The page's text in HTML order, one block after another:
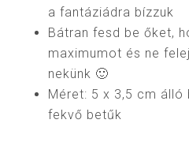
a fantáziádra bízzuk
Bátran fesd be őket,
maximumot és ne
nekünk 🙂
Méret: 5 x 3,5 cm álló
fekvő betűk